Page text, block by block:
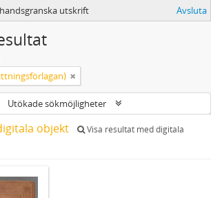
utskrift Avsluta
Utökade sökmöjligheter
objekt
Visa resultat med digitala